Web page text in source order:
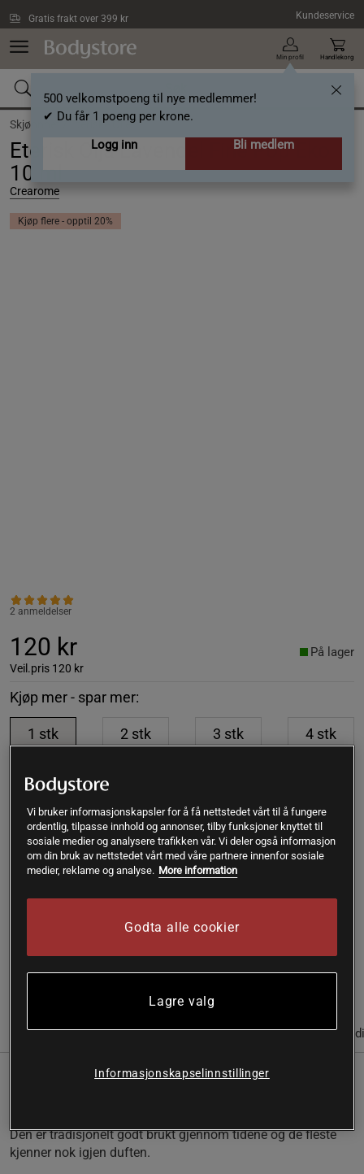
Gratis frakt over 399 kr Kundeservice
Min profil
500 velkomstpoeng til nye medlemmer!
✔ Du får 1 poeng per krone.
Logg inn
Bli medlem
Handlekorg
Skjønnhet /Eteriske Oljer
Eterisk Olja Lavendel Fine Pop Eko
10 ml
Crearome
Kjøp flere - opptil 20%
2 anmeldelser
120 kr
Veil.pris 120 kr
På lager
Kjøp mer - spar mer:
1 stk
120 kr
2 stk
216 kr
3 stk
306 kr
4 stk
384 kr
Kjøp
Gratis frakt over 399 kr Gratis retur 14 dagers angrerett
Les mer
Informasjon Anmeldelser(2) Næringsinformasjon &
Den er tradisjonelt godt brukt gjennom tidene og de fleste
kjenner nok igjen duften.
Vi bruker informasjonskapsler for å få nettstedet vårt til å fungere
ordentlig, tilpasse innhold og annonser, tilby funksjoner knyttet til
sosiale medier og analysere trafikken vår. Vi deler også informasjon
om din bruk av nettstedet vårt med våre partnere innenfor sosiale
medier, reklame og analyse. More information
Godta alle cookier
Lagre valg
Informasjonskapselinnstillinger